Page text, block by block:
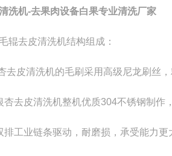
洗机-去果肉设备白果专业清洗厂家
辊去皮清洗机结构组成：
去皮清洗机的毛刷采用高级尼龙刷丝
杏去皮清洗机整机优质304不锈钢制作
排工业链条驱动，耐磨损，承受能力更